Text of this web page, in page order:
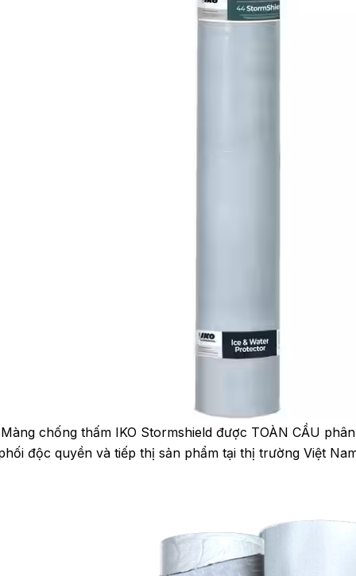
Màng chống thấm IKO Stormshield được TOÀN CẦU phân
độc quyền và tiếp thị sản phẩm tại thị trường Việt